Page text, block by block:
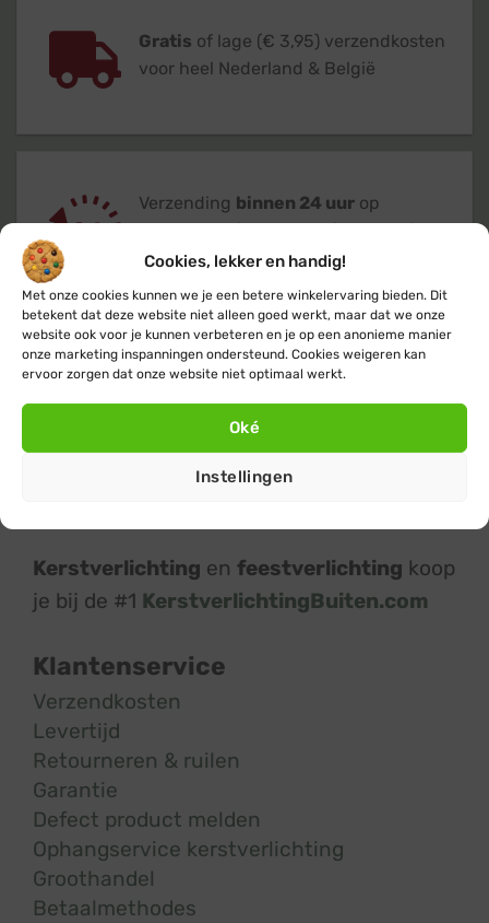
Cookies, lekker en handig!
Met onze cookies kunnen we je een betere winkelervaring bieden. Dit
betekent dat deze website niet alleen goed werkt, maar dat we onze
website ook voor je kunnen verbeteren en je op een anonieme manier
onze marketing inspanningen ondersteund. Cookies weigeren kan
ervoor zorgen dat onze website niet optimaal werkt.
Oké
Instellingen
Gratis of lage (€ 3,95) verzendkosten
voor heel Nederland & België
Verzending binnen 24 uur op
werkdagen (maandag t/m vrijdag)
Klanten geven ons een 9,4
+14.800 beoordelingen
Kerstverlichting en feestverlichting koop
je bij de #1 KerstverlichtingBuiten.com
Klantenservice
Verzendkosten
Levertijd
Retourneren & ruilen
Garantie
Defect product melden
Ophangservice kerstverlichting
Groothandel
Betaalmethodes